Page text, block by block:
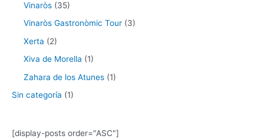
Vinaròs (35)
Vinaròs Gastronòmic Tour (3)
Xerta (2)
Xiva de Morella (1)
Zahara de los Atunes (1)
Sin categoría (1)
[display-posts order="ASC"]